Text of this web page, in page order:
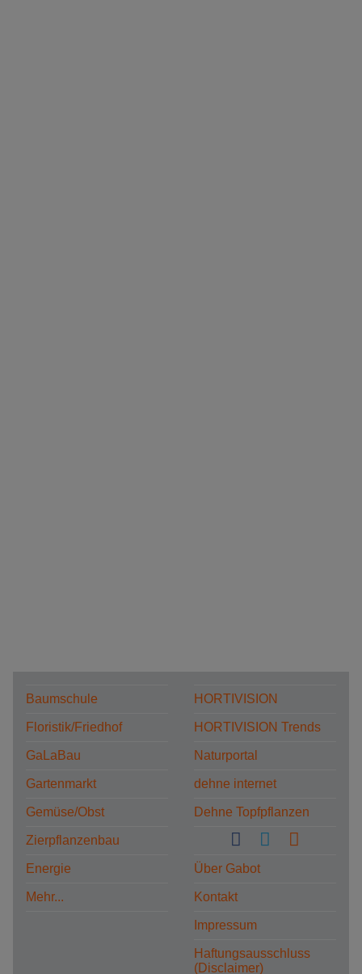
Baumschule
Floristik/Friedhof
GaLaBau
Gartenmarkt
Gemüse/Obst
Zierpflanzenbau
Energie
Mehr...
HORTIVISION
HORTIVISION Trends
Naturportal
dehne internet
Dehne Topfpflanzen
Über Gabot
Kontakt
Impressum
Haftungsausschluss
(Disclaimer)